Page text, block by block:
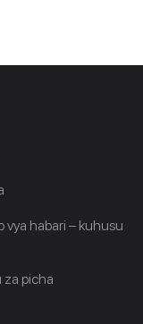
vya habari – kuhusu
za picha